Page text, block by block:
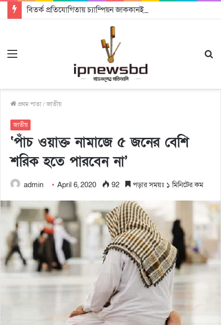
প্রথম পাতা/জাতীয়
জাতীয়
‘পাঁচ ওয়াক্ত নামাজে ৫ জনের বেশি
শরিক হতে পারবেন না’
admin April 6, 2020 92 পড়ার সময়ঃ ১ মিনিটের কম